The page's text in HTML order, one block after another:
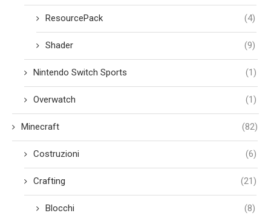
ResourcePack (4)
Shader (9)
Nintendo Switch Sports (1)
Overwatch (1)
Minecraft (82)
Costruzioni (6)
Crafting (21)
Blocchi (8)